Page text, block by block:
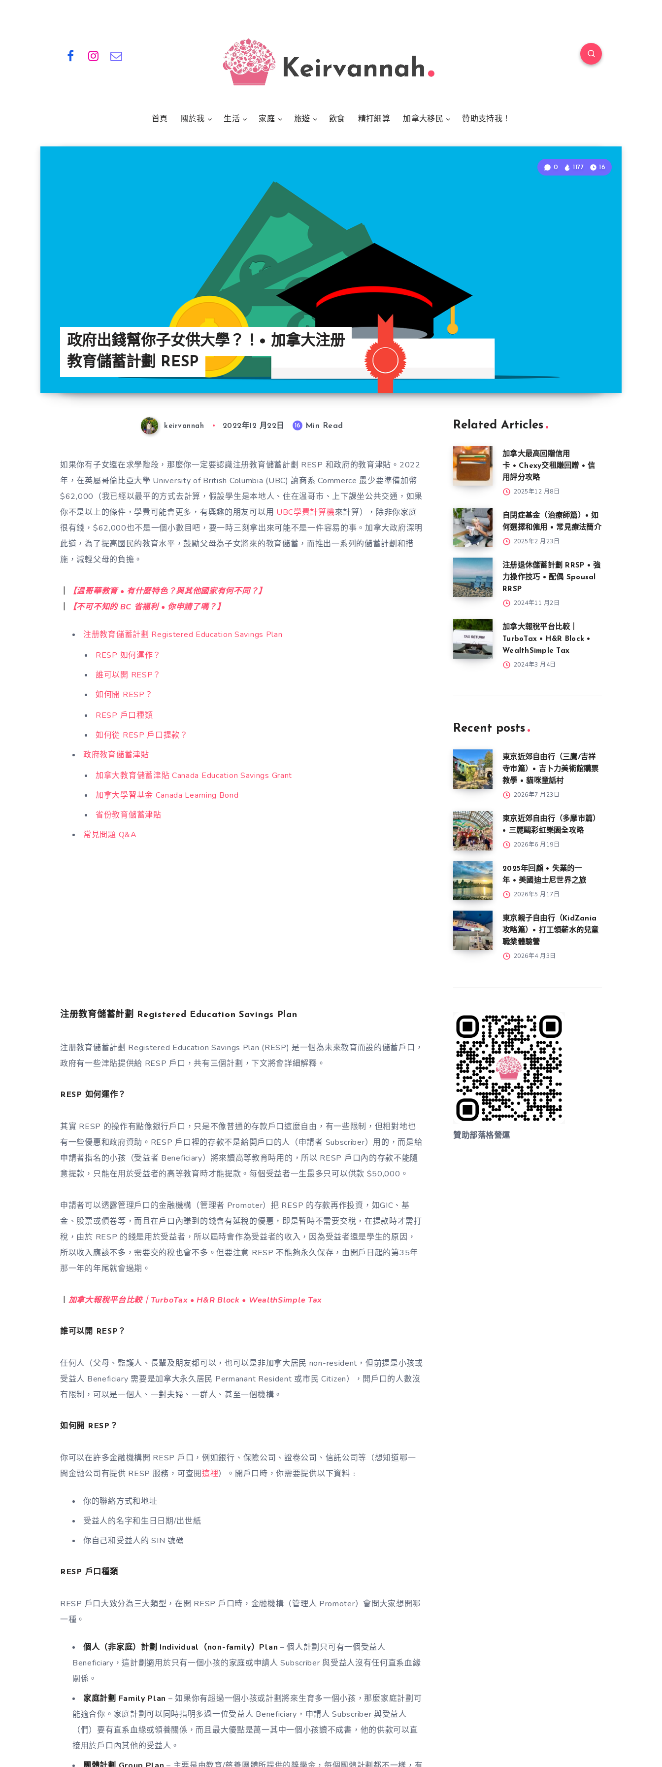
首頁 關於我 生活 家庭 旅遊 飲食 精打細算 加拿大移民 贊助支持我！
政府出錢幫你子女供大學？！• 加拿大注册
教育儲蓄計劃 RESP
0 1177 16
keirvannah 2022年12 月22日 16 Min Read
如果你有子女還在求學階段，那麼你一定要認識注册教育儲蓄計劃 RESP 和政府的教育津貼。2022
年，在英屬哥倫比亞大學 University of British Columbia (UBC) 讀商系 Commerce 最少要準備加幣
$62,000（我已經以最平的方式去計算，假設學生是本地人、住在温哥市、上下課坐公共交通，如果
你不是以上的條件，學費可能會更多，有興趣的朋友可以用 UBC學費計算機來計算），除非你家庭
很有錢，$62,000也不是一個小數目吧，要一時三刻拿出來可能不是一件容易的事。加拿大政府深明
此道，為了提高國民的教育水平，鼓勵父母為子女將來的教育儲蓄，而推出一系列的儲蓄計劃和措
施，減輕父母的負擔。
【温哥華教育 • 有什麼特色？與其他國家有何不同？】
【不可不知的 BC 省福利 • 你申請了嗎？】
注册教育儲蓄計劃 Registered Education Savings Plan
RESP 如何運作？
誰可以開 RESP？
如何開 RESP？
RESP 戶口種類
如何從 RESP 戶口提款？
政府教育儲蓄津貼
加拿大教育儲蓄津貼 Canada Education Savings Grant
加拿大學習基金 Canada Learning Bond
省份教育儲蓄津貼
常見問題 Q&A
注册教育儲蓄計劃 Registered Education Savings Plan
注册教育儲蓄計劃 Registered Education Savings Plan (RESP) 是一個為未來教育而設的儲蓄戶口，
政府有一些津貼提供給 RESP 戶口，共有三個計劃，下文將會詳細解釋。
RESP 如何運作？
其實 RESP 的操作有點像銀行戶口，只是不像普通的存款戶口這麼自由，有一些限制，但相對地也
有一些優惠和政府資助。RESP 戶口裡的存款不是給開戶口的人（申請者 Subscriber）用的，而是給
申請者指名的小孩（受益者 Beneficiary）將來讀高等教育時用的，所以 RESP 戶口內的存款不能隨
意提款，只能在用於受益者的高等教育時才能提款。每個受益者一生最多只可以供款 $50,000。
申請者可以透露管理戶口的金融機構（管理者 Promoter）把 RESP 的存款再作投資，如GIC、基
金、股票或債卷等，而且在戶口內賺到的錢會有延稅的優惠，即是暫時不需要交稅，在提款時才需打
稅，由於 RESP 的錢是用於受益者，所以屆時會作為受益者的收入，因為受益者還是學生的原因，
所以收入應該不多，需要交的稅也會不多。但要注意 RESP 不能夠永久保存，由開戶日起的第35年
那一年的年尾就會過期。
加拿大報稅平台比較｜TurboTax • H&R Block • WealthSimple Tax
誰可以開 RESP？
任何人（父母、監護人、長輩及朋友都可以，也可以是非加拿大居民 non-resident，但前提是小孩或
受益人 Beneficiary 需要是加拿大永久居民 Permanant Resident 或市民 Citizen），開戶口的人數沒
有限制，可以是一個人、一對夫婦、一群人、甚至一個機構。
如何開 RESP？
你可以在許多金融機構開 RESP 戶口，例如銀行、保險公司、證卷公司、信託公司等（想知道哪一
間金融公司有提供 RESP 服務，可查閱這裡）。開戶口時，你需要提供以下資料﹕
你的聯絡方式和地址
受益人的名字和生日日期/出世紙
你自己和受益人的 SIN 號碼
RESP 戶口種類
RESP 戶口大致分為三大類型，在開 RESP 戶口時，金融機構（管理人 Promoter）會問大家想開哪
一種。
個人（非家庭）計劃 Individual（non-family）Plan – 個人計劃只可有一個受益人
Beneficiary，這計劃適用於只有一個小孩的家庭或申請人 Subscriber 與受益人沒有任何直系血緣
關係。
家庭計劃 Family Plan – 如果你有超過一個小孩或計劃將來生育多一個小孩，那麼家庭計劃可
能適合你。家庭計劃可以同時指明多過一位受益人 Beneficiary，申請人 Subscriber 與受益人
（們）要有直系血緣或領養關係，而且最大優點是萬一其中一個小孩讀不成書，他的供款可以直
接用於戶口內其他的受益人。
Related Articles
加拿大最高回贈信用
卡 • Chexy交租賺回贈 • 信
用評分攻略
2025年12 月8日
自閉症基金（治療師篇）• 如
何選擇和僱用 • 常見療法簡介
2025年2 月23日
注册退休儲蓄計劃 RRSP • 強
力操作技巧 • 配偶 Spousal
RRSP
2024年11 月2日
加拿大報稅平台比較｜
TurboTax • H&R Block •
WealthSimple Tax
2024年3 月4日
Recent posts
東京近郊自由行（三鷹/吉祥
寺市篇）• 吉卜力美術館購票
教學 • 貓咪童話村
2026年7 月23日
東京近郊自由行（多摩市篇）
• 三麗鷗彩虹樂園全攻略
2026年6 月19日
2025年回顧 • 失業的一
年 • 美國迪士尼世界之旅
2026年5 月17日
東京親子自由行（KidZania
攻略篇）• 打工領薪水的兒童
職業體驗營
2026年4 月3日
贊助部落格營運